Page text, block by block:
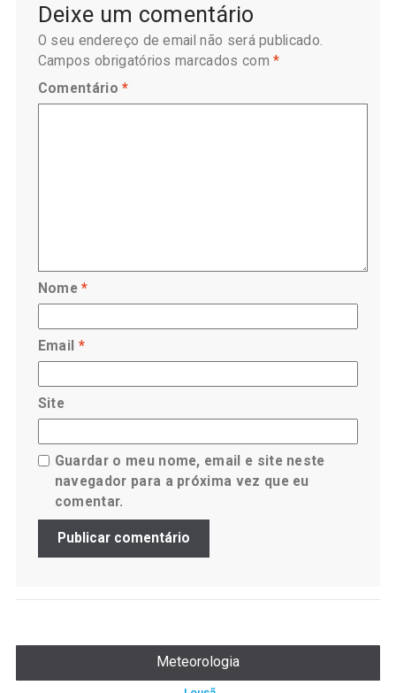
Deixe um comentário
O seu endereço de email não será publicado.
Campos obrigatórios marcados com*
Comentário*
Nome*
Email *
Site
Guardar o meu nome, email e site neste
navegador para a próxima vez que eu
comentar.
Meteorologia